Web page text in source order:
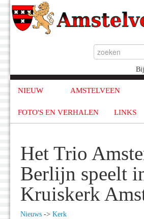
NIEUW AMSTELVEEN
FOTO'S EN VERHALEN LINKS
Het Trio
Berlijn speelt
Kruiskerk
Nieuws -> Kerk